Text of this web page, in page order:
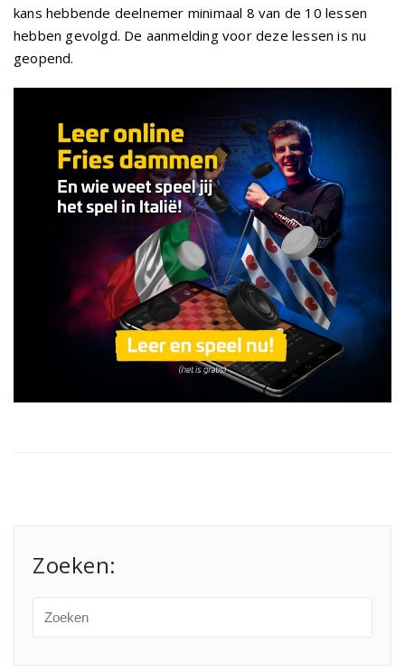
kans hebbende deelnemer minimaal 8 van de 10 lessen
hebben gevolgd. De aanmelding voor deze lessen is nu
geopend.
Zoeken: